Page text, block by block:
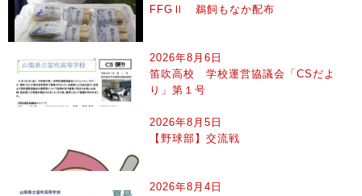
FFGⅡ 鵜飼もなか配布
2026年8月6日
笛吹高校 学校運営協議会「CSだよ
り」第１号
2026年8月5日
【野球部】交流戦
2026年8月4日